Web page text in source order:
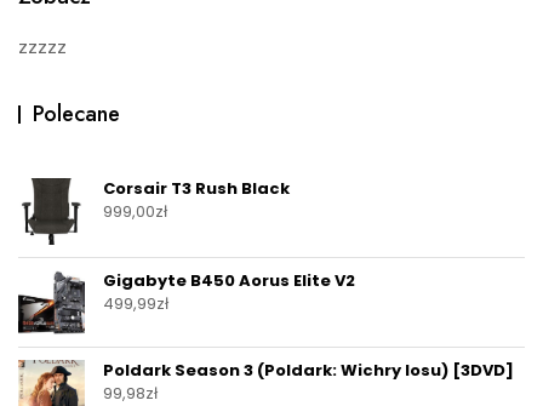
zzzzz
Polecane
Corsair T3 Rush Black
999,00zł
Gigabyte B450 Aorus Elite V2
499,99zł
Poldark Season 3 (Poldark: Wichry losu) [3DVD]
99,98zł